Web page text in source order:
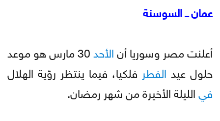
عمان ــ السوسنة
أعلنت مصر وسوريا أنالأحد
30 مارس هو موعد
حلول عيد الفطر فلكيا، فيما ينتظر رؤية الهلال
فيالليلة الأخيرة من شهر رمضان.